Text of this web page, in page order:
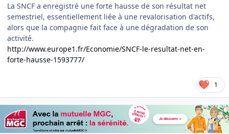
La SNCF a enregistré une forte hausse de son résultat net
semestriel, essentiellement liée à une revalorisation d'actifs,
alors que la compagnie fait face à une dégradation de son
activité.
http://www.europe1.fr/Economie/SNCF-le-resultat-net-en-
forte-hausse-1593777/
1